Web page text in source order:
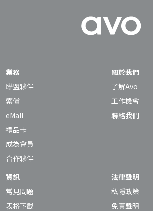
業務
聯盟夥伴
索償
eMall
禮品卡
成為會員
合作夥伴
關於我們
了解Avo
工作機會
聯絡我們
資訊
常見問題
表格下載
法律聲明
私隱政策
免責聲明